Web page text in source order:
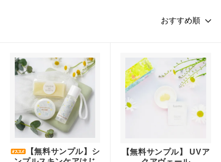
【無料サンプル】シ
【無料サンプル】 UVア